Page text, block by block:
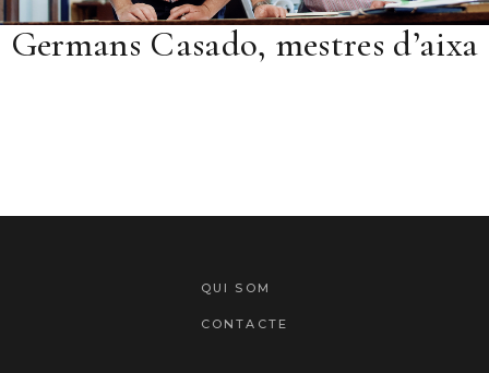
Germans Casado, mestres d’aixa
QUI SOM
CONTACTE